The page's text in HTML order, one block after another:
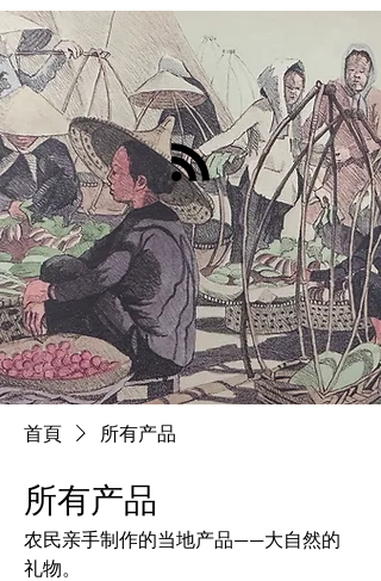
首頁 所有产品
所有产品
农民亲手制作的当地产品——大自然的
礼物。